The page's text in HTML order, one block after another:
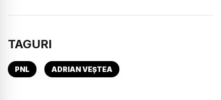
TAGURI
PNL ADRIAN VEȘTEA